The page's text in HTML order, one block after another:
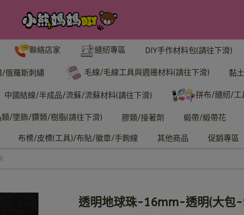
聯絡店家 縫紉專區 DIY手作材料包(請往下滑)
俄羅斯刺繡 毛線/毛線工具與週邊材料(請往下滑) 黏
中國結線/半成品/流蘇/流蘇材料(請往下滑) 拼布/縫紉/工
類/墜飾/鑽類/樹脂(請往下滑) 膠類/接著劑 緞帶/緞帶花
布標/皮標(工具)/布貼/徽章/手鉤線 其他商品 促銷專區
透明地球珠-16mm-透明(大包